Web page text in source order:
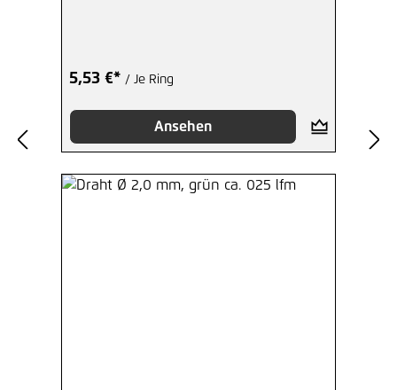
5,53 €* / Je Ring
Ansehen